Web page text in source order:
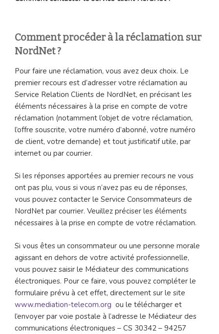
Comment procéder à la réclamation sur
NordNet ?
Pour faire une réclamation, vous avez deux choix. Le
premier recours est d’adresser votre réclamation au
Service Relation Clients de NordNet, en précisant les
éléments nécessaires à la prise en compte de votre
réclamation (notamment l’objet de votre réclamation,
l’offre souscrite, votre numéro d’abonné, votre numéro
de client, votre demande) et tout justificatif utile, par
internet ou par courrier.
Si les réponses apportées au premier recours ne vous
ont pas plu, vous si vous n’avez pas eu de réponses,
vous pouvez contacter le Service Consommateurs de
NordNet par courrier. Veuillez préciser les éléments
nécessaires à la prise en compte de votre réclamation.
Si vous êtes un consommateur ou une personne morale
agissant en dehors de votre activité professionnelle,
vous pouvez saisir le Médiateur des communications
électroniques. Pour ce faire, vous pouvez compléter le
formulaire prévu à cet effet, directement sur le site
www.mediation-telecom.org ou le télécharger et
l’envoyer par voie postale à l’adresse le Médiateur des
communications électroniques – CS 30342 – 94257